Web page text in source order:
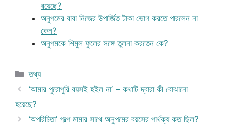
রয়েছে?
অনুপমের বাবা নিজের উপার্জিত টাকা ভোগ করতে পারলেন না
কেন?
অনুপমকে শিমুল ফুলের সঙ্গে তুলনা করতেন কে?
Categories
তথ্য
‘আমার পুরোপুরি বয়সই হইল না’ – কথাটি দ্বারা কী বোঝানো
হয়েছে?
‘অপরিচিতা’ গল্পে মামার সাথে অনুপমের বয়সের পার্থক্য কত ছিল?